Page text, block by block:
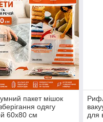
пакет мішок
одягу
60х80 см
для